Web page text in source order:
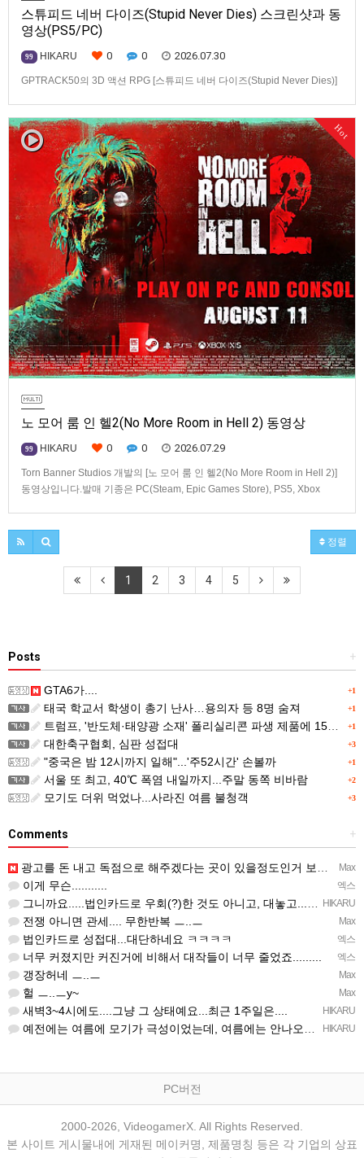
스튜피드 네버 다이즈(Stupid Never Dies) 스크린샷과 동
영상(PS5/PC)
99 HIKARU 0 0 2026.07.30
GPTRACK50의 3D 액션 RPG [스튜피드 네버 다이즈(Stupid Never Dies)]
Hot
노 모어 룸 인 헬2(No More Room in Hell 2) 동영상
99 HIKARU 0 0 2026.07.29
Torn Banner Studios 개발의 [노 모어 룸 인 헬2(No More Room in Hell 2)]
동영상입니다.발매 기종은 PC(Steam, Epic Games Store), PS5, Xbox
정렬
1 2 3 4 5
+
Posts
+1
GTA6가....
+1
태국 학교서 학생이 총기 난사…용의자 등 8명 숨져
+1
트럼프, '반도체·태양광 소재' 폴리실리콘 파생 제품에 15% 관세...한국 기업도 영향
+3
대한축구협회, 심판 성접대
+1
"중국은 밤 12시까지 일해"...'주52시간' 손볼까
+2
서울 또 최고, 40℃ 폭염 내일까지...주말 동쪽 비바람
+3
모기도 더위 먹었나...사라진 여름 불청객
+
Comments
Max
광고를 돈 내고 독점으로 해주겠다는 곳이 있을정도인거 보면 어마어마한 게임은 맞는듯 ㅡ..ㅡ... 여태까지 …
엑스
이게 무슨...........
HIKARU
그니까요.....법인카드로 우회(?)한 것도 아니고, 대놓고...ㅋ ㅋ)
Max
전쟁 아니면 관세.... 무한반복 ㅡ..ㅡ
엑스
법인카드로 성접대...대단하네요 ㅋㅋㅋㅋ
엑스
너무 커졌지만 커진거에 비해서 대작들이 너무 줄었죠.........
Max
갱장허네 ㅡ..ㅡ
Max
헐 ㅡ..ㅡy~
HIKARU
새벽3~4시에도....그냥 그 상태예요...최근 1주일은....
HIKARU
예전에는 여름에 모기가 극성이었는데, 여름에는 안나오는 것 같은.....ㅎ ㅎ)
PC버전
2000-2026, VideogamerX. All Rights Reserved.
본 사이트 게시물내에 게재된 메이커명, 제품명칭 등은 각 기업의 상표